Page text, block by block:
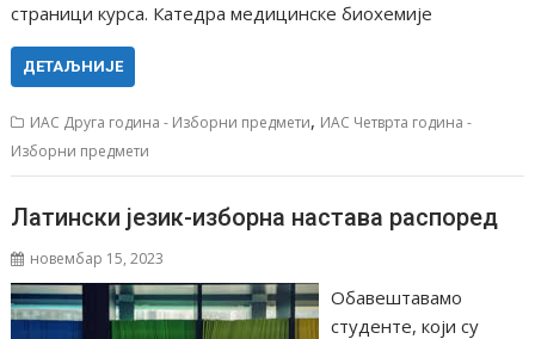
страници курса. Катедра медицинске биохемије
ДЕТАЉНИЈЕ
ИАС Друга година - Изборни предмети, ИАС Четврта година -
Изборни предмети
Латински језик-⁠изборна настава распоред
новембар 15, 2023
Обавештавамо
студенте, који су